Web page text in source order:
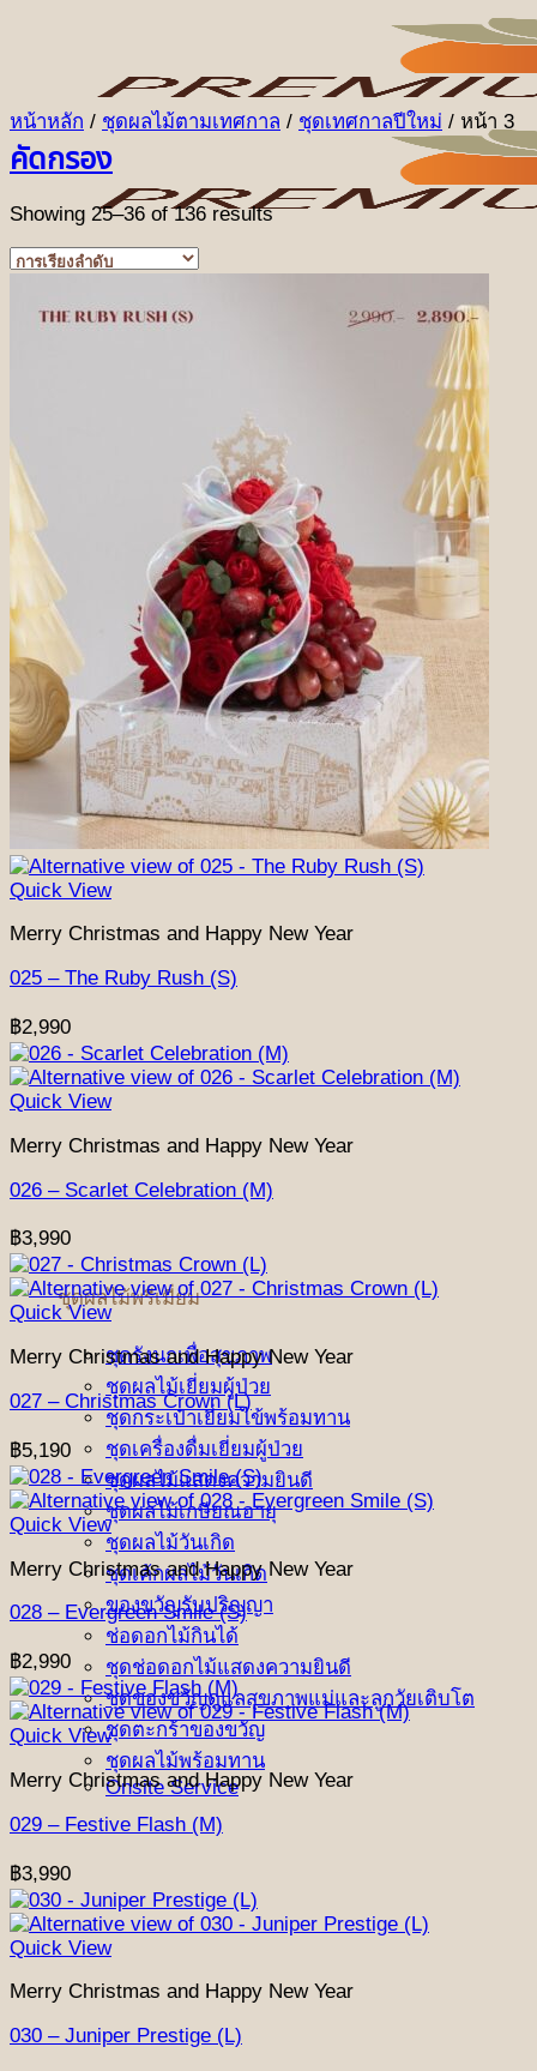
เนื้อหา
หน้าแรก
ชุดผลไม้ตามเทศกาล
ชุดเทศกาลปีใหม่
ชุดเทศกาลวันแห่งความรัก
ชุดเทศกาลวันตรุษจีน
ชุดกระเช้าผลไม้ฤดูร้อน
ชุดผลไม้เทศกาลวันแม่
(NEW)
ชุดเทศกาลสารทจีน (NEW)
ชุดเทศกาลไหว้พระจันทร์ (NEW)
ชุดเทศกาลเกษียณอายุ
ชุดเทศกาลองุ่น Ruby
ชุดผลไม้พรีเมี่ยม
ชุดรังนกเพื่อสุขภาพ
ชุดผลไม้เยี่ยมผู้ป่วย
ชุดกระเป๋าเยี่ยมไข้พร้อมทาน
ชุดเครื่องดื่มเยี่ยมผู้ป่วย
ชุดผลไม้แสดงความยินดี
ชุดผลไม้เกษียณอายุ
ชุดผลไม้วันเกิด
ชุดเค้กผลไม้วันเกิด
ของขวัญรับปริญญา
ช่อดอกไม้กินได้
ชุดช่อดอกไม้แสดงความยินดี
ชุดของขวัญดูแลสุขภาพแม่และลูกวัยเติบโต
ชุดตะกร้าของขวัญ
ชุดผลไม้พร้อมทาน
Onsite Service
หน้าหลัก / ชุดผลไม้ตามเทศกาล / ชุดเทศกาลปีใหม่ / หน้า 3
คัดกรอง
Showing 25–36 of 136 results
Quick View
Merry Christmas and Happy New Year
025 – The Ruby Rush (S)
฿2,990
Quick View
Merry Christmas and Happy New Year
026 – Scarlet Celebration (M)
฿3,990
Quick View
Merry Christmas and Happy New Year
027 – Christmas Crown (L)
฿5,190
Quick View
Merry Christmas and Happy New Year
028 – Evergreen Smile (S)
฿2,990
Quick View
Merry Christmas and Happy New Year
029 – Festive Flash (M)
฿3,990
Quick View
Merry Christmas and Happy New Year
030 – Juniper Prestige (L)